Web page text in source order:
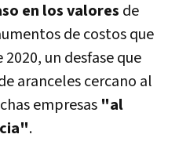
en los valores de
de costos que
un desfase que
aranceles cercano al
empresas "al
.